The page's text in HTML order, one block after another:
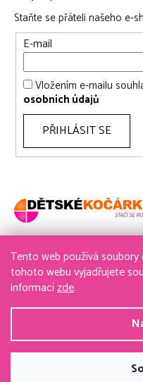
Tento web používá
tohoto webu vyjadřujete
informacízde.
Staňte se přáteli našeho e-
E-mail
Vložením e-mailu
osobních údajů
PŘIHLÁSIT SE
736 611 204
Vytvořil Shoptet&
detske-